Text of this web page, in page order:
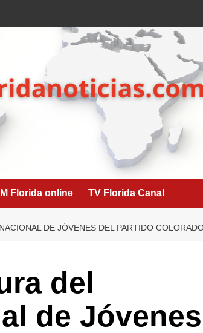
Florida online TV Florida Canal
DE JÓVENES DEL PARTIDO
del
de Jóvenes